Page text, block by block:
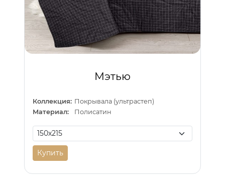
Мэтью
Коллекция: Покрывала (ультрастеп)
Материал:
Полисатин
Купить